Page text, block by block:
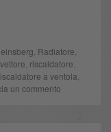
Radiatore
riscaldatore
a ventola
un commento